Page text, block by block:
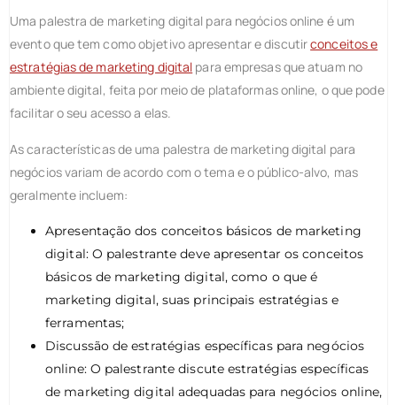
Uma palestra de marketing digital para negócios online é um
evento que tem como objetivo apresentar e discutirconceitos e
estratégias de marketing digital para empresas que atuam no
ambiente digital, feita por meio de plataformas online, o que pode
facilitar o seu acesso a elas.
As características de uma palestra de marketing digital para
negócios variam de acordo com o tema e o público-alvo, mas
geralmente incluem:
Apresentação dos conceitos básicos de marketing
digital: O palestrante deve apresentar os conceitos
básicos de marketing digital, como o que é
marketing digital, suas principais estratégias e
ferramentas;
Discussão de estratégias específicas para negócios
online: O palestrante discute estratégias específicas
de marketing digital adequadas para negócios online,